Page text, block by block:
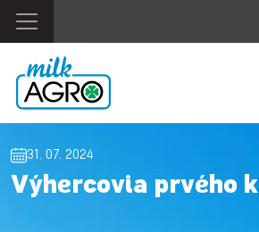
31. 07. 2024
Výhercovia prvého